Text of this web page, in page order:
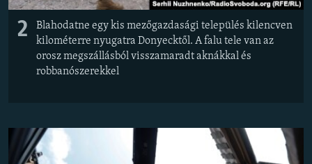
2
Blahodatne egy kis mezőgazdasági település kilencven
kilométerre nyugatra Donyecktől. A falu tele van az
orosz megszállásból visszamaradt aknákkal és
robbanószerekkel